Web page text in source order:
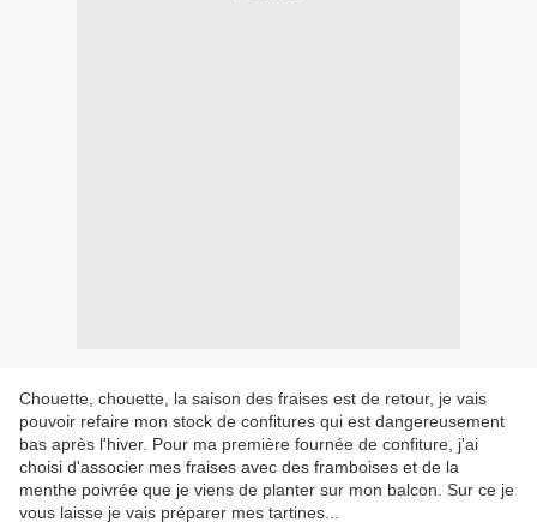
Chouette, chouette, la saison des fraises est de retour, je vais
pouvoir refaire mon stock de confitures qui est dangereusement
bas après l'hiver. Pour ma première fournée de confiture, j'ai
choisi d'associer mes fraises avec des framboises et de la
menthe poivrée que je viens de planter sur mon balcon. Sur ce je
vous laisse je vais préparer mes tartines...